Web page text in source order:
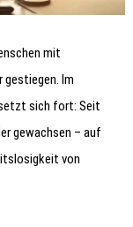
mit
gestiegen. Im
sich fort: Seit
gewachsen – auf
von